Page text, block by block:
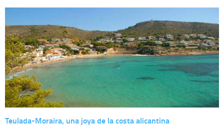
Teulada-Moraira, una joya de la costa alicantina